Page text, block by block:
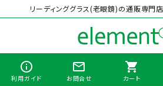
リーディンググラス(老眼鏡)の通販専門
info_outline
利用ガイド
mail_outline
お問合せ
shopping_cart
カート